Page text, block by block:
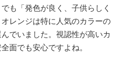
も「発色が良く、子供らしく
レンジは特に人気のカラーの
でいました。視認性が高いカ
面でも安心ですよね。